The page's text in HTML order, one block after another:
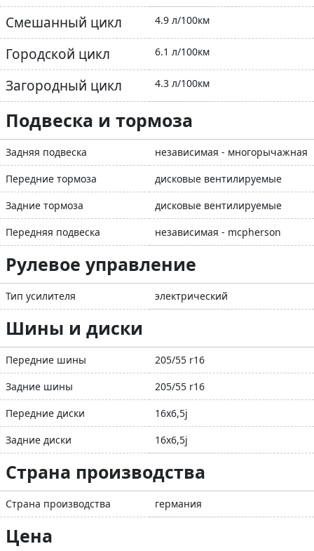
Смешанный цикл 4.9 л/100км
Городской цикл 6.1 л/100км
Загородный цикл 4.3 л/100км
Подвеска и тормоза
Задняя подвеска
независимая - многорычажная
Передние тормоза
дисковые вентилируемые
Задние тормоза
дисковые вентилируемые
Передняя подвеска
независимая - mcpherson
Рулевое управление
Тип усилителя электрический
Шины и диски
Передние шины
205/55 r16
Задние шины
205/55 r16
Передние диски
16x6,5j
Задние диски
16x6,5j
Страна производства
Страна производства германия
Цена